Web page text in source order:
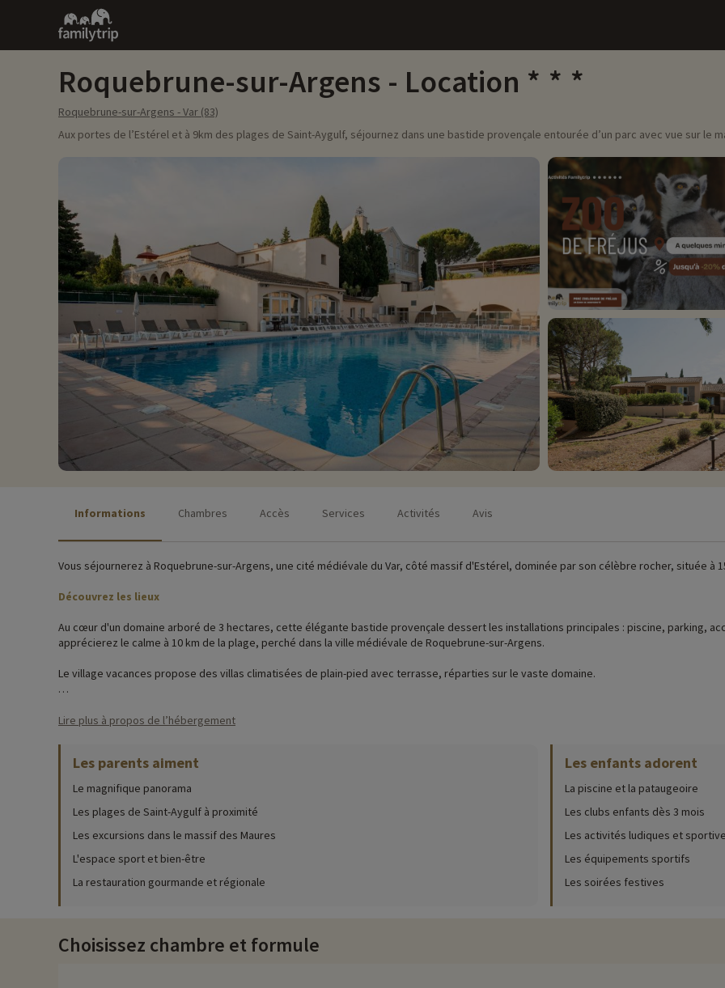
Family
trip
Roquebrune-sur-Argens - Location
Roquebrune-sur-Argens - Var (83)
Aux portes de l’Estérel et à 9km des plages de Saint-Aygulf, séjournez dans une bastide provençale entourée d’un parc avec vue sur le
Informations Chambres Accès Services Activités Avis
Vous séjournerez à Roquebrune-sur-Argens, une cité médiévale du Var, côté massif d'Estérel, dominée par son célèbre rocher, située à
Découvrez les lieux
Au cœur d'un domaine arboré de 3 hectares, cette élégante bastide provençale dessert les installations principales : piscine, parking,
apprécierez le calme à 10 km de la plage, perché dans la ville médiévale de Roquebrune-sur-Argens.
Le village vacances propose des villas climatisées de plain-pied avec terrasse, réparties sur le vaste domaine.
La piscine du village vacances sera le lieu de rendez-vous incontournable de vos vacances. Avec ses 25 m de long, elle est idéale pour
pataugeoire séparée pour les plus petits.
Les enfants s'amuseront au club, avec leur nouveaux copains. Les animateurs organisent des activités en journée et en soirée pour ne
Besoin de repos ? Des activités détente sont proposées : détente musculaire, yoga, stretching, Pilates, relaxation. Vous aurez
Le restaurant
des spécialités régionales. Des plats adaptés pour les enfants et les bébés sont proposés pour que tout le monde se régale.
Lire plus à propos de l’hébergement
Les parents aiment
Le magnifique panorama
Les plages de Saint-Aygulf à proximité
Les excursions dans le massif des Maures
L'espace sport et bien-être
La restauration gourmande et régionale
Les enfants adorent
La piscine et la pataugeoire
Les clubs enfants dès 3 mois
Les activités ludiques et
Les équipements sportifs
Les soirées festives
Choisissez chambre et formule